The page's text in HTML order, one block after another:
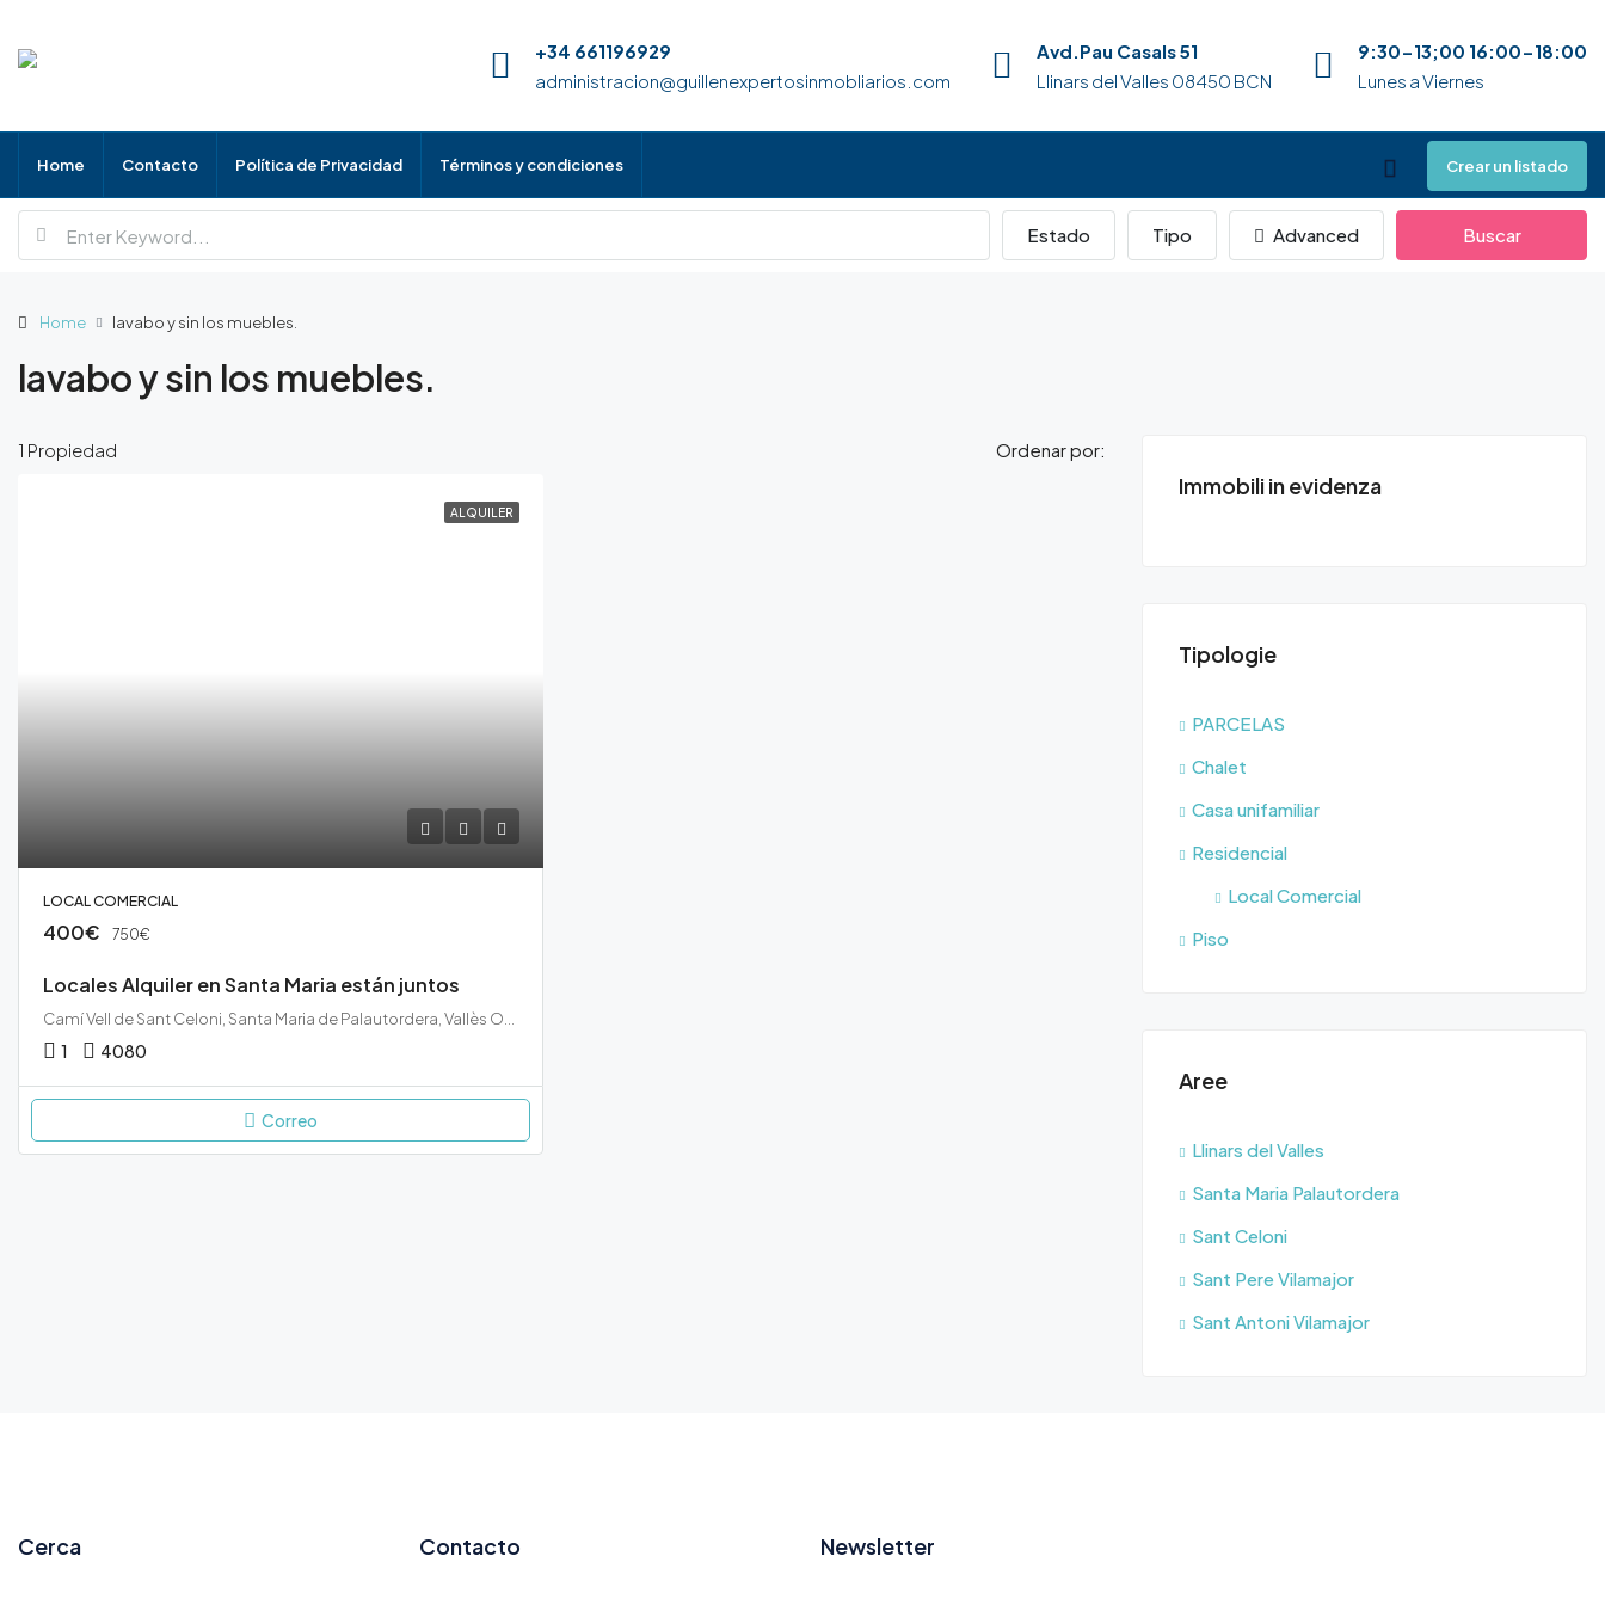
+34 661196929
administracion@guillenexpertosinmobliarios.com
Avd.Pau Casals 51
Llinars del Valles 08450 BCN
9:30-13;00 16:00-18:00
Lunes a Viernes
Home Contacto Política de Privacidad Términos y condiciones Crear un listado
Estado Tipo Advanced Buscar
Home lavabo y sin los muebles.
lavabo y sin los muebles.
1 Propiedad Ordenar por:
ALQUILER
LOCAL COMERCIAL
400€ 750€
Locales Alquiler en Santa Maria están juntos
Camí Vell de Sant Celoni, Santa Maria de Palautordera, Vallès Oriental, Barcelona, Catalunya, 08460, España
1 4080
Correo
Immobili in evidenza
Tipologie
PARCELAS
Chalet
Casa unifamiliar
Residencial
Local Comercial
Piso
Aree
Llinars del Valles
Santa Maria Palautordera
Sant Celoni
Sant Pere Vilamajor
Sant Antoni Vilamajor
Cerca Contacto Newsletter